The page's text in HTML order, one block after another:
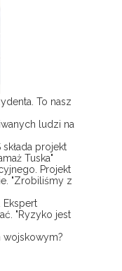
To nasz
ludzi na
składa projekt
Tuska"
Projekt
"Zrobiliśmy z
Ekspert
"Ryzyko jest
wojskowym?